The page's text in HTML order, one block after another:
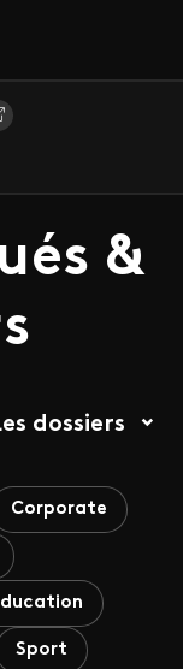
&
dossiers
Corporate
Sport